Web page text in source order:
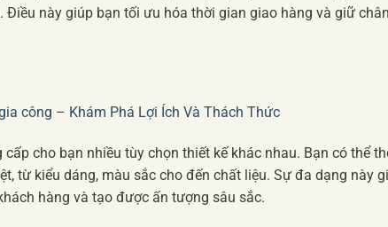
này giúp bạn tối ưu hóa thời gian giao hàng và giữ chân
công – Khám Phá Lợi Ích Và Thách Thức
cấp cho bạn nhiều tùy chọn thiết kế khác nhau. Bạn có thể
từ kiểu dáng, màu sắc cho đến chất liệu. Sự đa dạng này
hàng và tạo được ấn tượng sâu sắc.